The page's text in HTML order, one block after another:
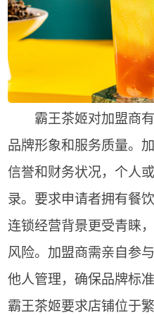
霸王茶姬对加盟商有
品牌形象和服务质量。
信誉和财务状况，个人
录。要求申请者拥有餐
连锁经营背景更受青睐
风险。加盟商需亲自参
他人管理，确保品牌标
霸王茶姬要求店铺位于